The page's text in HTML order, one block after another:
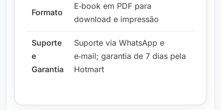
Formato
E‑book em PDF para
download e impressão
Suporte
e
Garantia
Suporte via WhatsApp e
e‑mail; garantia de 7 dias pela
Hotmart